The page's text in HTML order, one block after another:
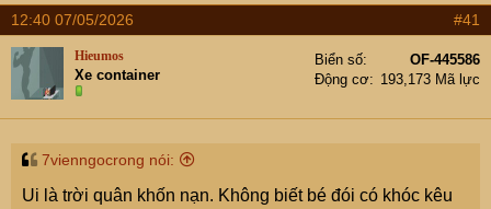
e
a
d
s
t
t
r
y
g
ử
i
12:40 07/05/2026 #41
Hieumos
Xe container
Biển số
OF-445586
Động cơ
193,173 Mã lực
7vienngocrong nói:
Ui là trời quân khốn nạn. Không biết bé đói có khóc kêu